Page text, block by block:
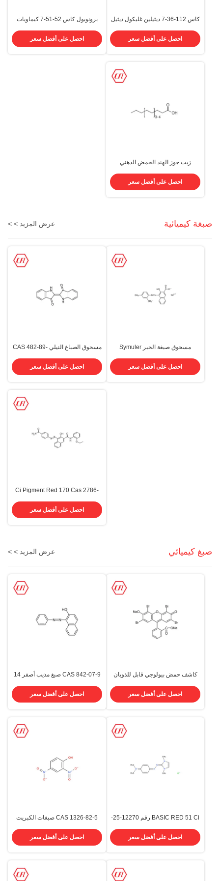
كاس 112-36-7 ديثيلين غليكول ديثيل
احصل على أفضل سعر
برونوبول كاس 52-51-7 كيماويات
كيماويات مستحضرات التجميل
احصل على أفضل سعر
زيت جوز الهند الحمض الدهني
CONUT ACID CAS 61788-47-4
احصل على أفضل سعر
صبغة كيميائية عرض المزيد > >
مسحوق صبغة الحبر Symuler
أحمر 57 Cas 5281-04-9
احصل على أفضل سعر
مسحوق الصباغ النيلي CAS 482-89-
ضريبة القيمة المضافة
احصل على أفضل سعر
Ci Pigment Red 170 Cas 2786-
صبغة كيميائية
احصل على أفضل سعر
صبغ كيميائي عرض المزيد > >
كاشف حمض بيولوجي قابل للذوبان
CAS 17372-87-1
احصل على أفضل سعر
CAS 842-07-9 صبغ مذيب أصفر 14
احصل على أفضل سعر
BASIC RED 51 Ci رقم 12270-25-
احصل على أفضل سعر
CAS 1326-82-5 صبغات الكبريت
كبريت
احصل على أفضل سعر